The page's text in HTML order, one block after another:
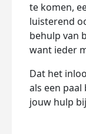
te komen,
luisterend
behulp van
want ieder
Dat het
als een paal
jouw hulp